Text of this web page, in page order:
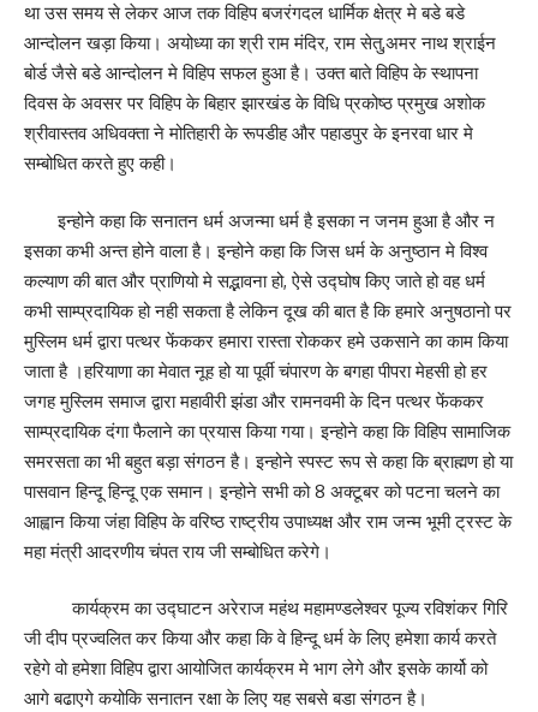
था उस समय से लेकर आज तक विहिप बजरंगदल धार्मिक क्षेत्र मे बडे बडे
आन्दोलन खड़ा किया। अयोध्या का श्री राम मंदिर, राम सेतु,अमर नाथ श्राईन
बोर्ड जैसे बडे आन्दोलन मे विहिप सफल हुआ है। उक्त बाते विहिप के स्थापना
दिवस के अवसर पर विहिप के बिहार झारखंड के विधि प्रकोष्ठ प्रमुख अशोक
श्रीवास्तव अधिवक्ता ने मोतिहारी के रूपडीह और पहाडपुर के इनरवा धार मे
सम्बोधित करते हुए कही।
इन्होने कहा कि सनातन धर्म अजन्मा धर्म है इसका न जनम हुआ है और न
इसका कभी अन्त होने वाला है। इन्होने कहा कि जिस धर्म के अनुष्ठान मे विश्व
कल्याण की बात और प्राणियो मे सद्भावना हो, ऐसे उद्घोष किए जाते हो वह धर्म
कभी साम्प्रदायिक हो नही सकता है लेकिन दूख की बात है कि हमारे अनुषठानो पर
मुस्लिम धर्म द्वारा पत्थर फेंककर हमारा रास्ता रोककर हमे उकसाने का काम किया
जाता है ।हरियाणा का मेवात नूह हो या पूर्वी चंपारण के बगहा पीपरा मेहसी हो हर
जगह मुस्लिम समाज द्वारा महावीरी झंडा और रामनवमी के दिन पत्थर फेंककर
साम्प्रदायिक दंगा फैलाने का प्रयास किया गया। इन्होने कहा कि विहिप सामाजिक
समरसता का भी बहुत बड़ा संगठन है। इन्होने स्पस्ट रूप से कहा कि ब्राह्मण हो या
पासवान हिन्दू हिन्दू एक समान। इन्होने सभी को 8 अक्टूबर को पटना चलने का
आह्वान किया जंहा विहिप के वरिष्ठ राष्ट्रीय उपाध्यक्ष और राम जन्म भूमी ट्रस्ट के
महा मंत्री आदरणीय चंपत राय जी सम्बोधित करेगे।
कार्यक्रम का उद्घाटन अरेराज महंथ महामण्डलेश्वर पूज्य रविशंकर गिरि
जी दीप प्रज्वलित कर किया और कहा कि वे हिन्दू धर्म के लिए हमेशा कार्य करते
रहेगे वो हमेशा विहिप द्वारा आयोजित कार्यक्रम मे भाग लेगे और इसके कार्यो को
आगे बढाएगे कयोकि सनातन रक्षा के लिए यह सबसे बडा संगठन है।